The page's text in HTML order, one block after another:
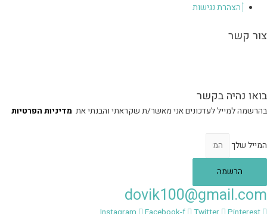
הצהרת נגישות
צור קשר
בואו נהיה בקשר
בהרשמה למייל לעדכונים אני מאשר/ת שקראתי והבנתי את מדיניות הפרטיות
המייל שלך
הרשמה
dovik100@gmail.com